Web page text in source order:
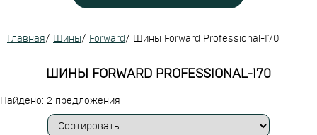
Главная/ Шины/ Forward/ Шины Forward Professional-170
ШИНЫ FORWARD PROFESSIONAL-170
Найдено: 2 предложения